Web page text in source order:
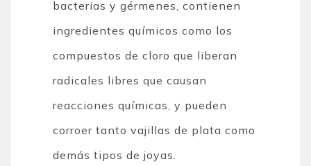
bacterias y gérmenes, contienen
ingredientes químicos como los
compuestos de cloro que liberan
radicales libres que causan
reacciones químicas, y pueden
corroer tanto vajillas de plata como
demás tipos de joyas.